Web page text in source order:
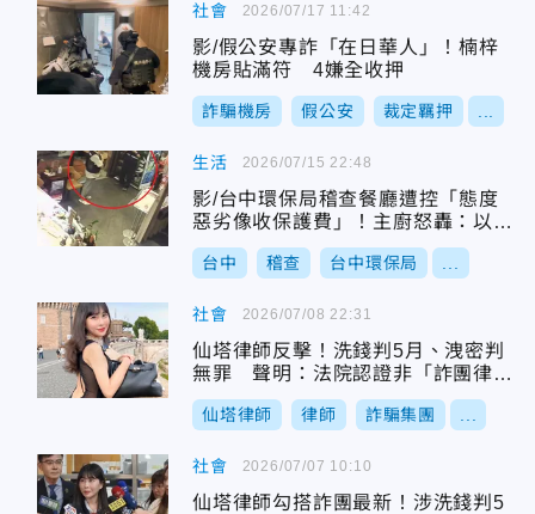
社會
影/假公安專詐「在日華人」！楠梓
機房貼滿符 4嫌全收押
詐騙機房 假公安 裁定羈押
2026/07/17 11:42
生活
影/台中環保局稽查餐廳遭控「態度
惡劣像收保護費」！主廚怒轟：以為
是詐騙集團！
台中 稽查 台中環保局
2026/07/15 22:48
社會
仙塔律師反擊！洗錢判5月、洩密判
無罪 聲明：法院認證非「詐團律
師」
仙塔律師 律師 詐騙集團
2026/07/08 22:31
社會
仙塔律師勾搭詐團最新！涉洗錢判5
2026/07/07 10:10